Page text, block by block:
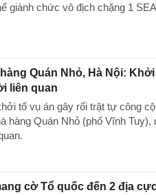
giành chức vô địch chặng 1
Quán Nhỏ, Hà Nội:
liên quan
tố vụ án gây rối trật tự công
hàng Quán Nhỏ (phố Vĩnh Tuy),
cờ Tổ quốc đến 2 địa